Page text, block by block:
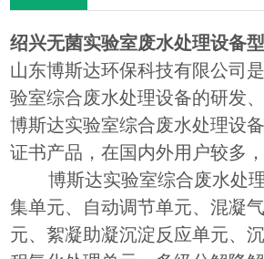
绍兴无菌实验室废水处理设备
山东博斯达环保科技有限公司
验室综合废水处理设备的研发
博斯达实验室综合废水处理设
证书产品，在国内外用户较多，
博斯达实验室综合废水处理
集单元、自动调节单元、混凝
元、絮凝助凝沉淀反应单元、